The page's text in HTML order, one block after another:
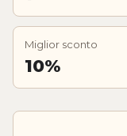
Miglior sconto
10%